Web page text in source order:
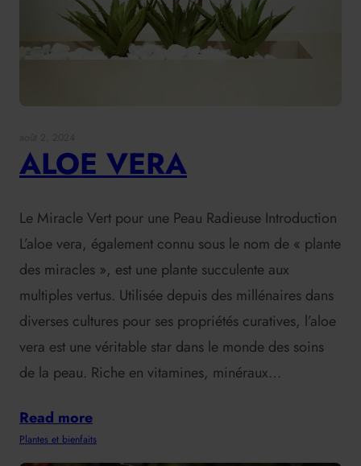
ALOE VERA
Le Miracle Vert pour une Peau Radieuse Introduction
L’aloe vera, également connu sous le nom de « plante
des miracles », est une plante succulente aux
multiples vertus. Utilisée depuis des millénaires dans
diverses cultures pour ses propriétés curatives, l’aloe
vera est une véritable star dans le monde des soins
de la peau. Riche en vitamines, minéraux…
Read more
Plantes et bienfaits